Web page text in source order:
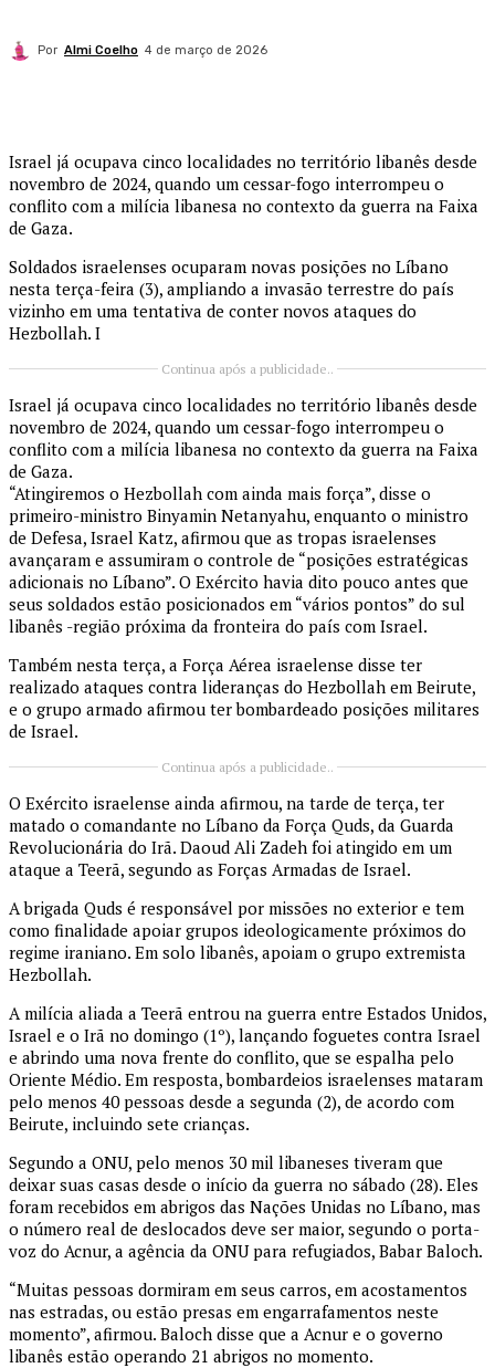
Por Almi Coelho 4 de março de 2026
Israel já ocupava cinco localidades no território libanês desde
novembro de 2024, quando um cessar-fogo interrompeu o
conflito com a milícia libanesa no contexto da guerra na Faixa
de Gaza.
Soldados israelenses ocuparam novas posições no Líbano
nesta terça-feira (3), ampliando a invasão terrestre do país
vizinho em uma tentativa de conter novos ataques do
Hezbollah. I
Continua após a publicidade..
Israel já ocupava cinco localidades no território libanês desde
novembro de 2024, quando um cessar-fogo interrompeu o
conflito com a milícia libanesa no contexto da guerra na Faixa
de Gaza.
“Atingiremos o Hezbollah com ainda mais força”, disse o
primeiro-ministro Binyamin Netanyahu, enquanto o ministro
de Defesa, Israel Katz, afirmou que as tropas israelenses
avançaram e assumiram o controle de “posições estratégicas
adicionais no Líbano”. O Exército havia dito pouco antes que
seus soldados estão posicionados em “vários pontos” do sul
libanês -região próxima da fronteira do país com Israel.
Também nesta terça, a Força Aérea israelense disse ter
realizado ataques contra lideranças do Hezbollah em Beirute,
e o grupo armado afirmou ter bombardeado posições militares
de Israel.
Continua após a publicidade..
O Exército israelense ainda afirmou, na tarde de terça, ter
matado o comandante no Líbano da Força Quds, da Guarda
Revolucionária do Irã. Daoud Ali Zadeh foi atingido em um
ataque a Teerã, segundo as Forças Armadas de Israel.
A brigada Quds é responsável por missões no exterior e tem
como finalidade apoiar grupos ideologicamente próximos do
regime iraniano. Em solo libanês, apoiam o grupo extremista
Hezbollah.
A milícia aliada a Teerã entrou na guerra entre Estados Unidos,
Israel e o Irã no domingo (1º), lançando foguetes contra Israel
e abrindo uma nova frente do conflito, que se espalha pelo
Oriente Médio. Em resposta, bombardeios israelenses mataram
pelo menos 40 pessoas desde a segunda (2), de acordo com
Beirute, incluindo sete crianças.
Segundo a ONU, pelo menos 30 mil libaneses tiveram que
deixar suas casas desde o início da guerra no sábado (28). Eles
foram recebidos em abrigos das Nações Unidas no Líbano, mas
o número real de deslocados deve ser maior, segundo o porta-
voz do Acnur, a agência da ONU para refugiados, Babar Baloch.
“Muitas pessoas dormiram em seus carros, em acostamentos
nas estradas, ou estão presas em engarrafamentos neste
momento”, afirmou. Baloch disse que a Acnur e o governo
libanês estão operando 21 abrigos no momento.